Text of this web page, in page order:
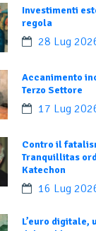
Investimenti
regola
28 Lug
Accanimento
Terzo Settore
17 Lug
Contro il
Tranquillitas
Katechon
16 Lug
L’euro digitale,